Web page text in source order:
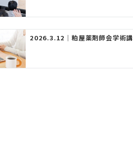
2026.3.12｜粕屋薬剤師会学術